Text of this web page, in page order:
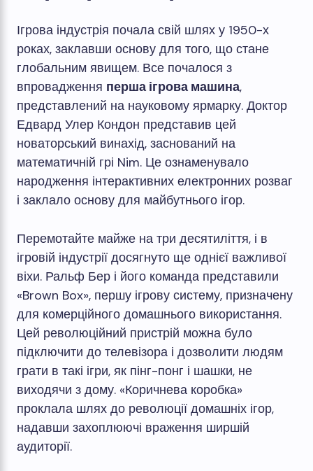
Ігрова індустрія почала свій шлях у 1950-х
роках, заклавши основу для того, що стане
глобальним явищем. Все почалося з
впровадження перша ігрова машина,
представлений на науковому ярмарку. Доктор
Едвард Улер Кондон представив цей
новаторський винахід, заснований на
математичній грі Nim. Це ознаменувало
народження інтерактивних електронних розваг
і заклало основу для майбутнього ігор.
Перемотайте майже на три десятиліття, і в
ігровій індустрії досягнуто ще однієї важливої ​​
віхи. Ральф Бер і його команда представили
«Brown Box», першу ігрову систему, призначену
для комерційного домашнього використання.
Цей революційний пристрій можна було
підключити до телевізора і дозволити людям
грати в такі ігри, як пінг-понг і шашки, не
виходячи з дому. «Коричнева коробка»
проклала шлях до революції домашніх ігор,
надавши захоплюючі враження ширшій
аудиторії.